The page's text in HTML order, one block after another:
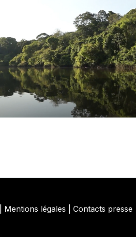
Mentions légales Contacts presse